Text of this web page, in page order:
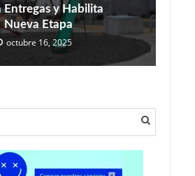
Entregas y Habilita
Nueva Etapa
octubre 16, 2025